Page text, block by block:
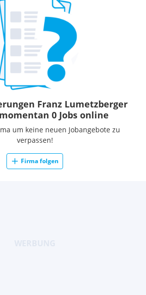
Franz Lumetzberger
0 Jobs online
um keine neuen Jobangebote zu
verpassen!
Firma folgen